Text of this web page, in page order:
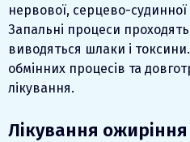
нервової, серцево-
Запальні процеси
виводяться шлаки і токсини.
обмінних процесів та
лікування.
Лікування ожиріння